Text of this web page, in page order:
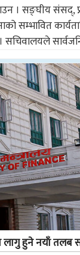
। सङ्घीय संसद्,
सम्भावित
सचिवालयले
हुने नयाँ तलब